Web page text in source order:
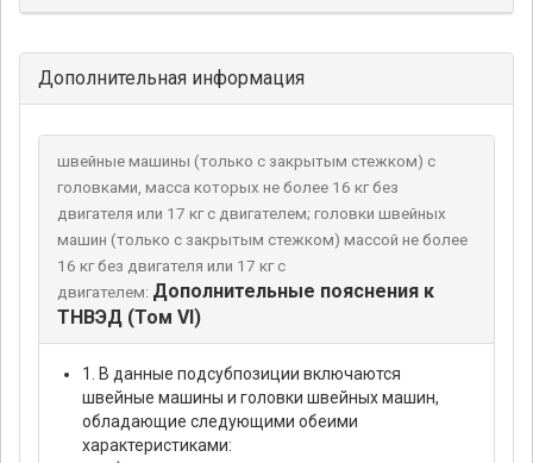
Дополнительная информация
швейные машины (только с закрытым стежком) с
головками, масса которых не более 16 кг без
двигателя или 17 кг с двигателем; головки швейных
машин (только с закрытым стежком) массой не более
16 кг без двигателя или 17 кг с
двигателем: Дополнительные пояснения к
ТНВЭД (Том VI)
1. В данные подсубпозиции включаются
швейные машины и головки швейных машин,
обладающие следующими обеими
характеристиками: